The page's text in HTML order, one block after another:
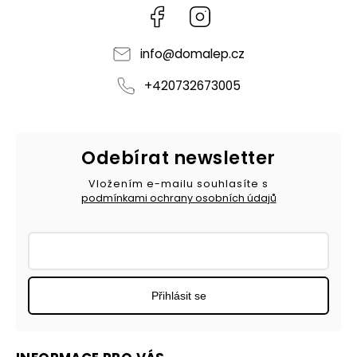
Facebook
info@domalep.cz
+420732673005
Odebírat newsletter
Vložením e-mailu souhlasíte s
podmínkami ochrany osobních údajů
Přihlásit se